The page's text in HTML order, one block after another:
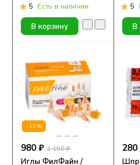
5 Есть в наличии
В корзину
5
В
-15%
980 ₽ 1 150 ₽
Иглы ФилФайн /
280